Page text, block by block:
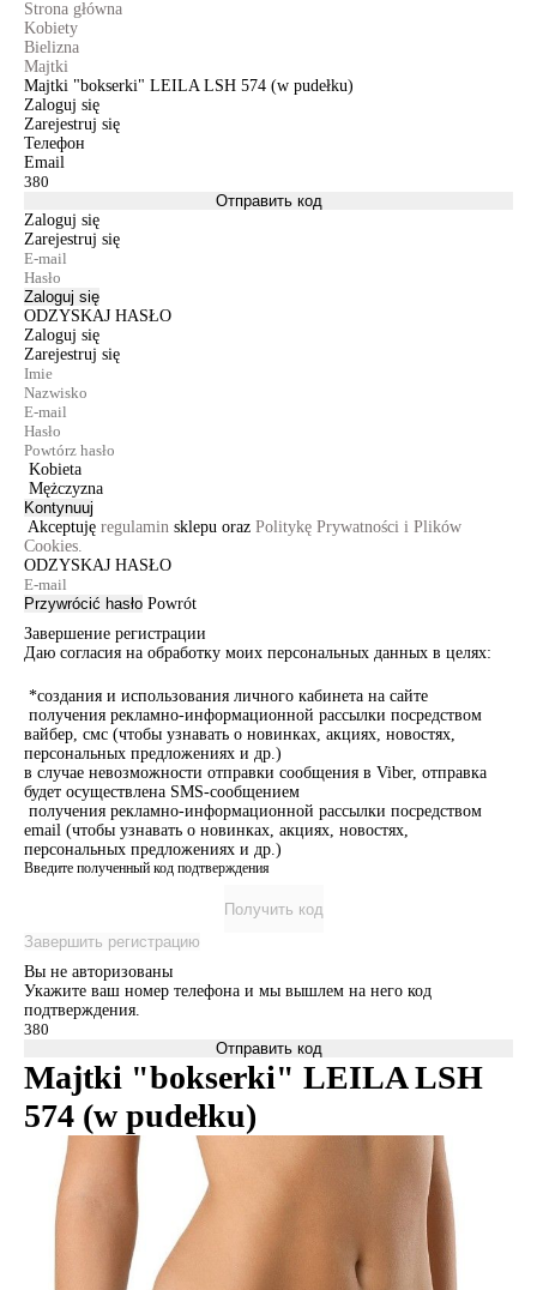
Strona główna
Kobiety
Bielizna
Majtki
Majtki "bokserki" LEILA LSH 574 (w pudełku)
Zaloguj się
Zarejestruj się
Телефон
Email
Отправить код
Zaloguj się
Zarejestruj się
Zaloguj się
ODZYSKAJ HASŁO
Zaloguj się
Zarejestruj się
Kobieta
Mężczyzna
Kontynuuj
Akceptuję regulamin sklepu oraz Politykę Prywatności i Plików
Cookies.
ODZYSKAJ HASŁO
Przywrócić hasło Powrót
Завершение регистрации
Даю согласия на обработку моих персональных данных в целях:
*создания и использования личного кабинета на сайте
получения рекламно-информационной рассылки посредством
вайбер, смс (чтобы узнавать о новинках, акциях, новостях,
персональных предложениях и др.)
в случае невозможности отправки сообщения в Viber, отправка
будет осуществлена SMS-сообщением
получения рекламно-информационной рассылки посредством
email (чтобы узнавать о новинках, акциях, новостях,
персональных предложениях и др.)
Введите полученный код подтверждения
Получить код
Завершить регистрацию
Вы не авторизованы
Укажите ваш номер телефона и мы вышлем на него код
подтверждения.
Отправить код
Majtki "bokserki" LEILA LSH
574 (w pudełku)